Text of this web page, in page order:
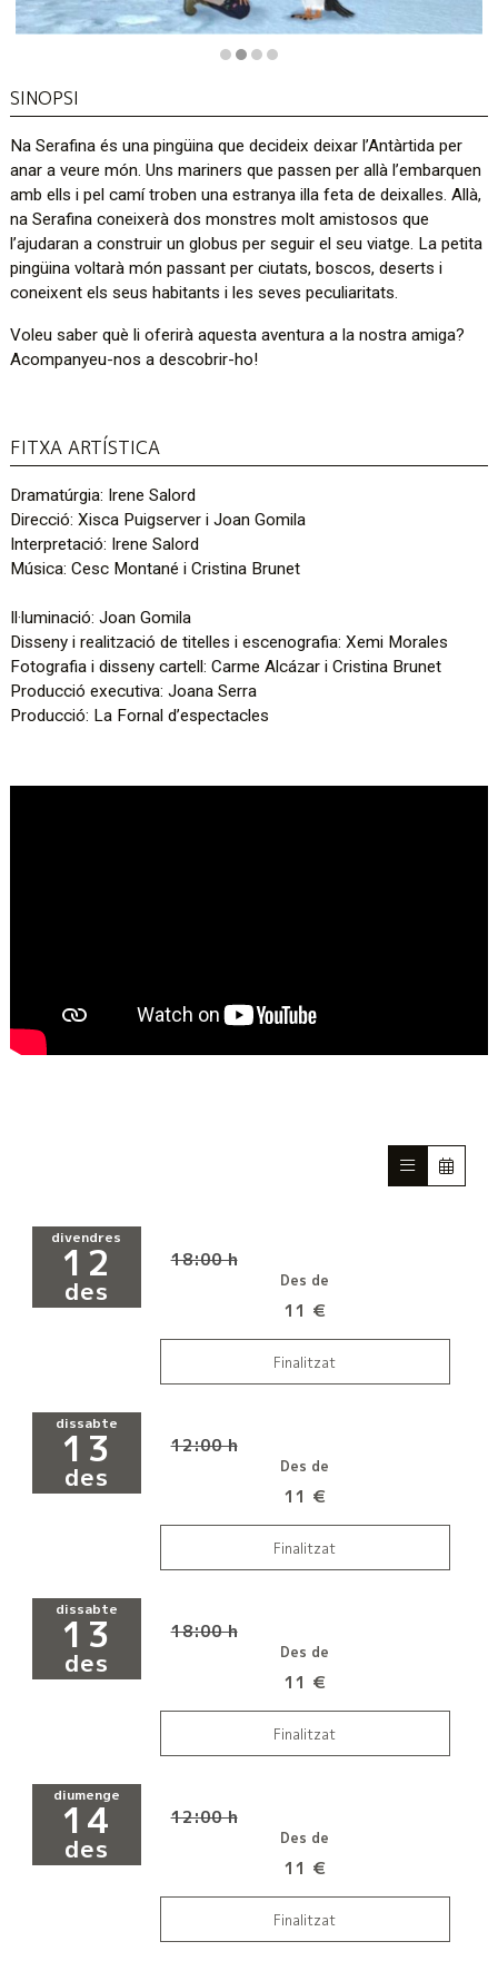
SINOPSI
Na Serafina és una pingüina que decideix deixar l’Antàrtida per
anar a veure món. Uns mariners que passen per allà l’embarquen
amb ells i pel camí troben una estranya illa feta de deixalles. Allà,
na Serafina coneixerà dos monstres molt amistosos que
l’ajudaran a construir un globus per seguir el seu viatge. La petita
pingüina voltarà món passant per ciutats, boscos, deserts i
coneixent els seus habitants i les seves peculiaritats.
Voleu saber què li oferirà aquesta aventura a la nostra amiga?
Acompanyeu-nos a descobrir-ho!
FITXA ARTÍSTICA
Dramatúrgia: Irene Salord
Direcció: Xisca Puigserver i Joan Gomila
Interpretació: Irene Salord
Música: Cesc Montané i Cristina Brunet
Il·luminació: Joan Gomila
Disseny i realització de titelles i escenografia: Xemi Morales
Fotografia i disseny cartell: Carme Alcázar i Cristina Brunet
Producció executiva: Joana Serra
Producció: La Fornal d’espectacles
divendres
12
des
18:00 h
Des de
11 €
Finalitzat
dissabte
13
des
12:00 h
Des de
11 €
Finalitzat
dissabte
13
des
18:00 h
Des de
11 €
Finalitzat
diumenge
14
des
12:00 h
Des de
11 €
Finalitzat